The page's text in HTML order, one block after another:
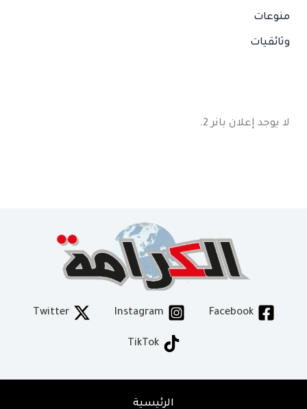
منوعات
وثائقيات
لا يوجد إعلان بانر 2.
Facebook
Instagram
Twitter
TikTok
الرئيسية